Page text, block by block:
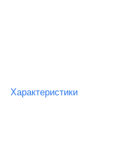
Характеристики